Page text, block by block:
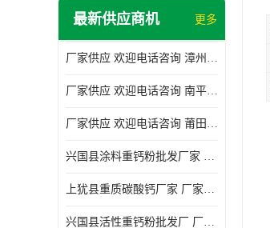
最新供应商机 更多
厂家供应 欢迎电话咨询 漳州活性重钙粉
厂家供应 欢迎电话咨询 南平活性重钙粉批发厂
厂家供应 欢迎电话咨询 莆田高白度重钙粉厂家
兴国县涂料重钙粉批发厂家 厂家供应 欢迎电话咨询
上犹县重质碳酸钙厂家 厂家供应 欢迎电话咨询
兴国县活性重钙粉批发厂 厂家供应 欢迎电话咨询